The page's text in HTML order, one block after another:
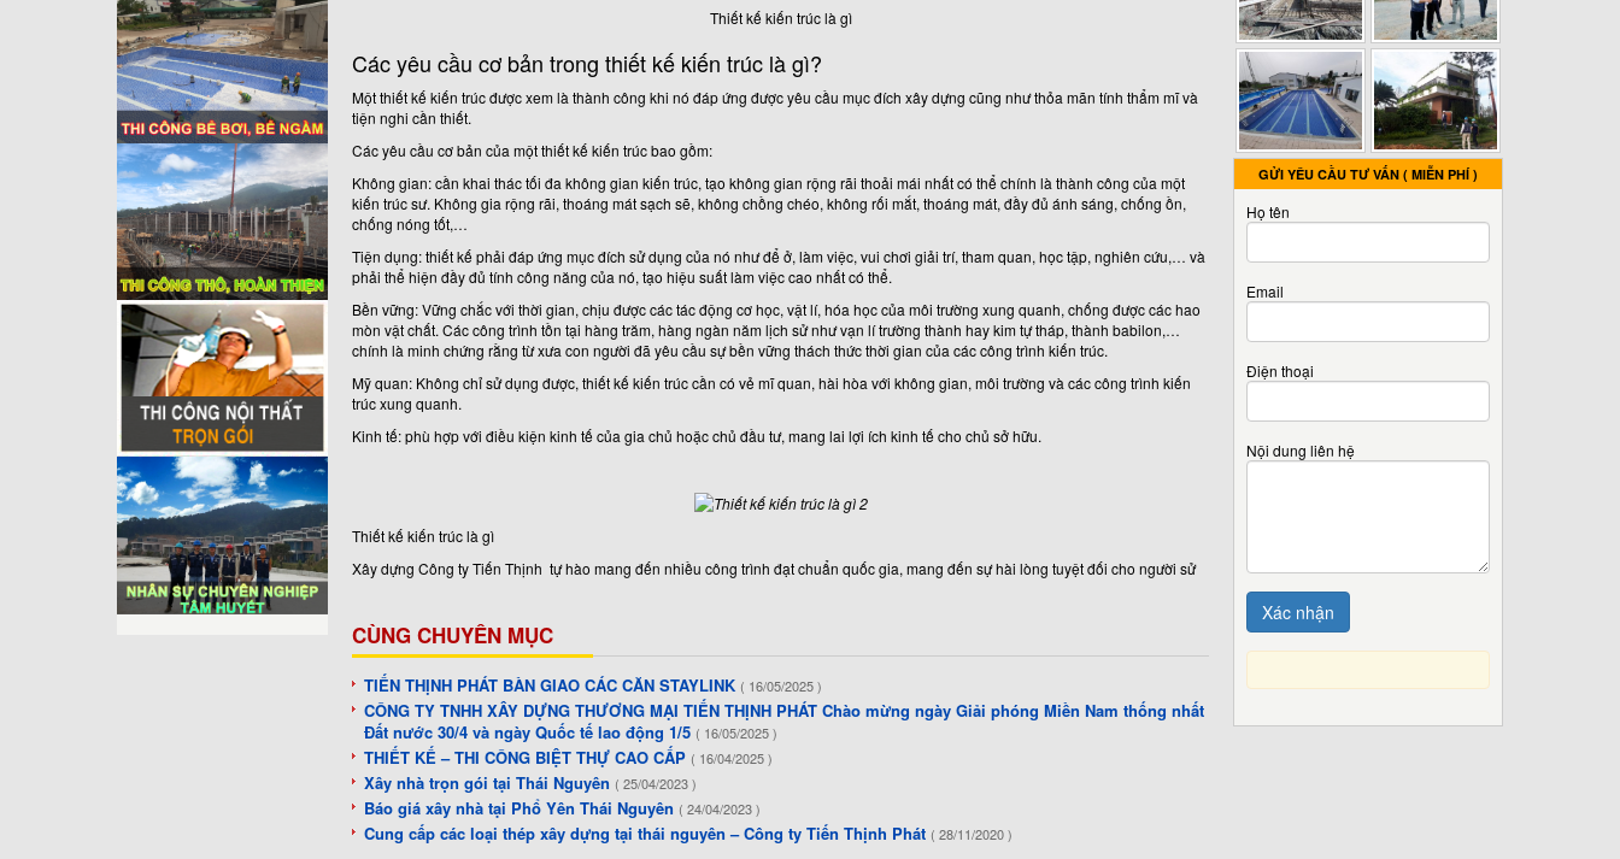
Thiết kế kiến trúc là gì
Các yêu cầu cơ bản trong thiết kế kiến trúc là gì?
Một thiết kế kiến trúc được xem là thành công khi nó đáp ứng được yêu cầu mục đích xây dựng cũng như thỏa mãn tính thẩm mĩ và
tiện nghi cần thiết.
Các yêu cầu cơ bản của một thiết kế kiến trúc bao gồm:
Không gian: cần khai thác tối đa không gian kiến trúc, tạo không gian rộng rãi thoải mái nhất có thể chính là thành công của một
kiến trúc sư. Không gia rộng rãi, thoáng mát sạch sẽ, không chồng chéo, không rối mắt, thoáng mát, đầy đủ ánh sáng, chống ồn,
chống nóng tốt,…
Tiện dụng: thiết kế phải đáp ứng mục đích sử dụng của nó như để ở, làm việc, vui chơi giải trí, tham quan, học tập, nghiên cứu,… và
phải thể hiện đầy đủ tính công năng của nó, tạo hiệu suất làm việc cao nhất có thể.
Bền vững: Vững chắc với thời gian, chịu được các tác động cơ học, vật lí, hóa học của môi trường xung quanh, chống được các hao
mòn vật chất. Các công trình tồn tại hàng trăm, hàng ngàn năm lịch sử như vạn lí trường thành hay kim tự tháp, thành babilon,…
chính là minh chứng rằng từ xưa con người đã yêu cầu sự bền vững thách thức thời gian của các công trình kiến trúc.
Mỹ quan: Không chỉ sử dụng được, thiết kế kiến trúc cần có vẻ mĩ quan, hài hòa với không gian, môi trường và các công trình kiến
trúc xung quanh.
Kinh tế: phù hợp với điều kiện kinh tế của gia chủ hoặc chủ đầu tư, mang lai lợi ích kinh tế cho chủ sở hữu.
Thiết kế kiến trúc là gì
Xây dựng Công ty Tiến Thịnh tự hào mang đến nhiều công trình đạt chuẩn quốc gia, mang đến sự hài lòng tuyệt đối cho người sử
CÙNG CHUYÊN MỤC
TIẾN THỊNH PHÁT BÀN GIAO CÁC CĂN STAYLINK ( 16/05/2025 )
CÔNG TY TNHH XÂY DỰNG THƯƠNG MẠI TIẾN THỊNH PHÁT Chào mừng ngày Giải phóng Miền Nam thống nhất
Đất nước 30/4 và ngày Quốc tế lao động 1/5 ( 16/05/2025 )
THIẾT KẾ – THI CÔNG BIỆT THỰ CAO CẤP ( 16/04/2025 )
Xây nhà trọn gói tại Thái Nguyên ( 25/04/2023 )
Báo giá xây nhà tại Phổ Yên Thái Nguyên ( 24/04/2023 )
Cung cấp các loại thép xây dựng tại thái nguyên – Công ty Tiến Thịnh Phát ( 28/11/2020 )
GỬI YÊU CẦU TƯ VẤN ( MIỄN PHÍ )
Họ tên
Email
Điện thoại
Nội dung liên hệ